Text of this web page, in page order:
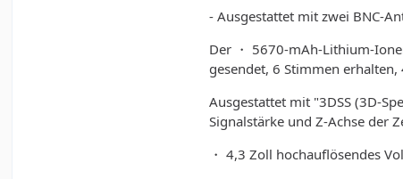
- Ausgestattet mit zwei BNC-
Der ・ 5670-mAh-Lithium-
gesendet, 6 Stimmen
Ausgestattet mit "3DSS (3D-
Signalstärke und Z-Achse der
・ 4,3 Zoll hochauflösendes